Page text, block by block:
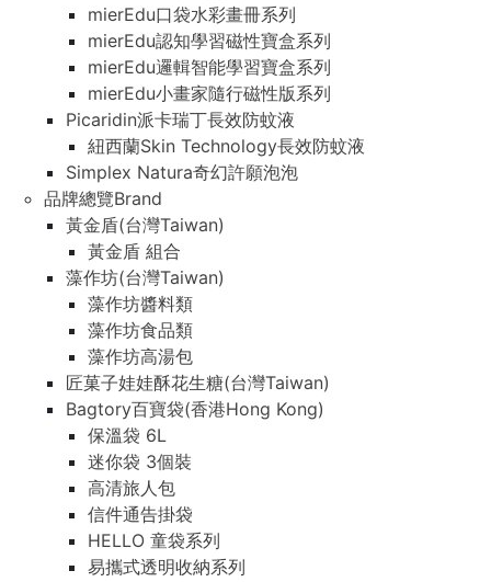
mierEdu口袋水彩畫冊系列
mierEdu認知學習磁性寶盒系列
mierEdu邏輯智能學習寶盒系列
mierEdu小畫家隨行磁性版系列
Picaridin派卡瑞丁長效防蚊液
紐西蘭Skin Technology長效防蚊液
Simplex Natura奇幻許願泡泡
品牌總覽Brand
黃金盾(台灣Taiwan)
黃金盾 組合
藻作坊(台灣Taiwan)
藻作坊醬料類
藻作坊食品類
藻作坊高湯包
匠菓子娃娃酥花生糖(台灣Taiwan)
Bagtory百寶袋(香港Hong Kong)
保溫袋 6L
迷你袋 3個裝
高清旅人包
信件通告掛袋
HELLO 童袋系列
易攜式透明收納系列